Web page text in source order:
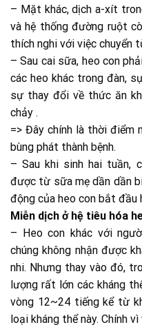
– Mặt khác, dịch a-xít
và hệ thống đường ruột
thích nghi với việc chuyển
– Sau cai sữa, heo con
các heo khác trong đàn,
sự thay đổi về thức ăn
chảy .
=> Đây chính là thời điểm
bùng phát thành bệnh.
– Sau khi sinh hai tuần,
được từ sữa mẹ dần dần
động của heo con bắt đầu
Miễn dịch ở hệ tiêu hóa
– Heo con khác với
chúng không nhận được
nhi. Nhưng thay vào đó,
lượng rất lớn các kháng
vòng 12~24 tiếng kể từ
loại kháng thể này. Chính